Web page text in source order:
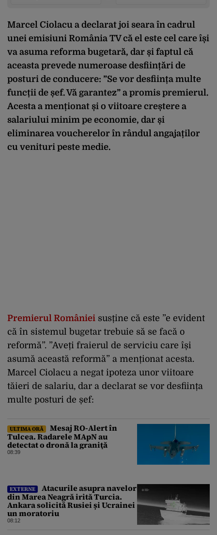
Marcel Ciolacu a declarat joi seara în cadrul
unei emisiuni România TV că el este cel care își
va asuma reforma bugetară, dar și faptul că
aceasta prevede numeroase desființări de
posturi de conducere: ”Se vor desființa multe
funcții de șef. Vă garantez” a promis premierul.
Acesta a menționat și o viitoare creștere a
salariului minim pe economie, dar și
eliminarea voucherelor în rândul angajaților
cu venituri peste medie.
Premierul României susține că este ”e evident
că în sistemul bugetar trebuie să se facă o
reformă”. ”Aveți fraierul de serviciu care își
asumă această reformă” a menționat acesta.
Marcel Ciolacu a negat ipoteza unor viitoare
tăieri de salariu, dar a declarat se vor desființa
multe posturi de șef:
ULTIMA ORĂ
Mesaj RO-Alert în
Tulcea. Radarele MApN au
detectat o dronă la graniţă
08:39
EXTERNE
Atacurile asupra navelor
din Marea Neagră irită Turcia.
Ankara solicită Rusiei și Ucrainei
un moratoriu
08:12